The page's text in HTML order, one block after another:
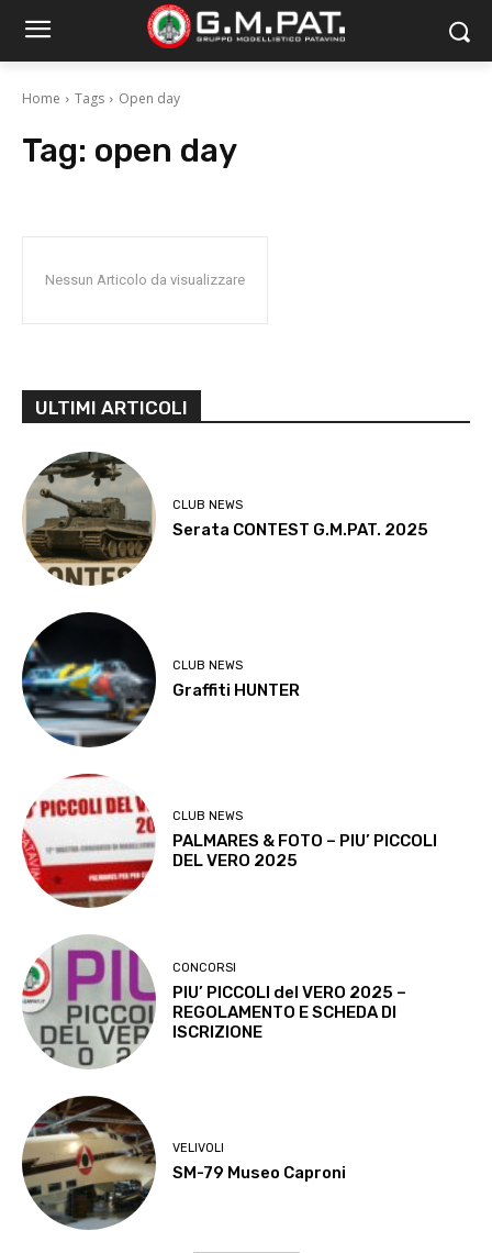
Home Tags Open day
Tag: open day
Nessun Articolo da visualizzare
ULTIMI ARTICOLI
CLUB NEWS
Serata CONTEST G.M.PAT. 2025
CLUB NEWS
Graffiti HUNTER
CLUB NEWS
PALMARES & FOTO – PIU’ PICCOLI
DEL VERO 2025
CONCORSI
PIU’ PICCOLI del VERO 2025 –
REGOLAMENTO E SCHEDA DI
ISCRIZIONE
VELIVOLI
SM-79 Museo Caproni